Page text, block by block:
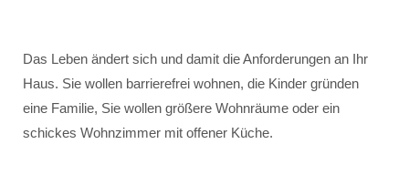
Das Leben ändert sich und damit die Anforderungen an Ihr
Haus. Sie wollen barrierefrei wohnen, die Kinder gründen
eine Familie, Sie wollen größere Wohnräume oder ein
schickes Wohnzimmer mit offener Küche.